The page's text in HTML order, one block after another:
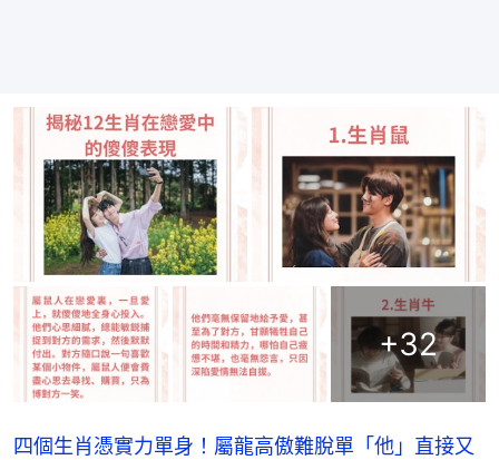
+32
四個生肖憑實力單身！屬龍高傲難脫單「他」直接又